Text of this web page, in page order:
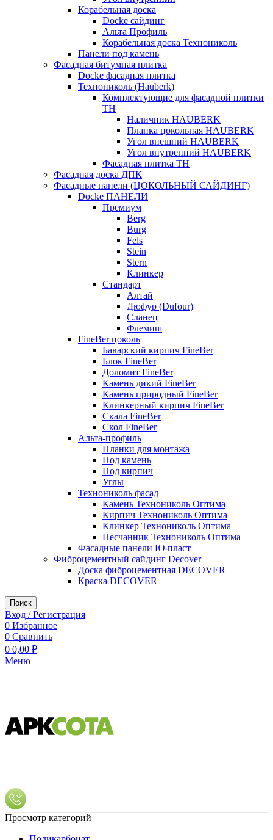
Корабельная доска
Docke сайдинг
Альта Профиль
Корабельная доска Технониколь
Панели под камень
Фасадная битумная плитка
Docke фасадная плитка
Технониколь (Hauberk)
Комплектующие для фасадной плитки
ТН
Наличник HAUBERK
Планка цокольная HAUBERK
Угол внешний HAUBERK
Угол внутренний HAUBERK
Фасадная плитка ТН
Фасадная доска ДПК
Фасадные панели (ЦОКОЛЬНЫЙ САЙДИНГ)
Docke ПАНЕЛИ
Премиум
Berg
Burg
Fels
Stein
Stern
Клинкер
Стандарт
Алтай
Дюфур (Dufour)
Сланец
Флемиш
FineBer цоколь
Баварский кирпич FineBer
Блок FineBer
Доломит FineBer
Камень дикий FineBer
Камень природный FineBer
Клинкерный кирпич FineBer
Скала FineBer
Скол FineBer
Альта-профиль
Планки для монтажа
Под камень
Под кирпич
Углы
Технониколь фасад
Камень Технониколь Оптима
Кирпич Технониколь Оптима
Клинкер Технониколь Оптима
Песчанник Технониколь Оптима
Фасадные панели Ю-пласт
Фиброцементный сайдинг Decover
Доска фиброцементная DECOVER
Краска DECOVER
Поиск
Вход / Регистрация
0 Избранное
0 Сравнить
0 0,00 ₽
Меню
Просмотр категорий